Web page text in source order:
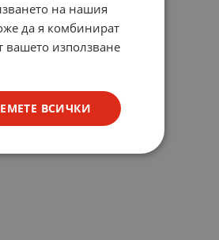
на нашия
да я комбинират
вашето използване
ВСИЧКИ